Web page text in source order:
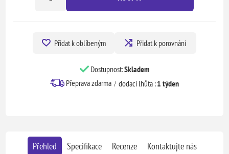
Přidat k oblíbeným Přidat k porovnání
Dostupnost:Skladem
Přeprava zdarma
dodací lhůta :1 týden
Přehled Specifikace Recenze Kontaktujte nás